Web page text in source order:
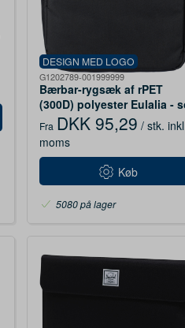
DESIGN MED LOGO
G1202789-001999999
Bærbar-rygsæk af rPET
(300D) polyester Eulalia -
Fra DKK 95,29 / stk.
moms
Køb
5080 på lager